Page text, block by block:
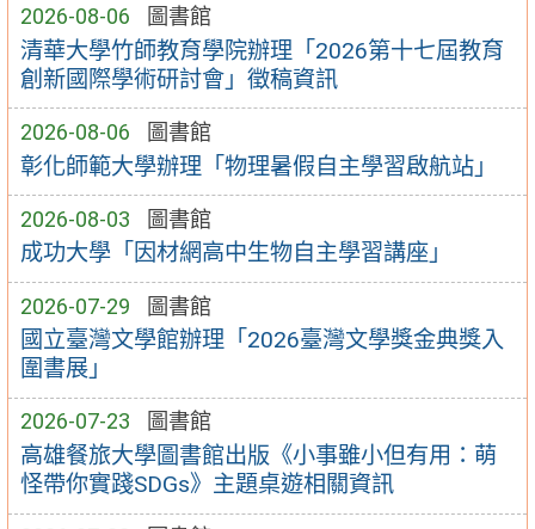
2026-08-06 圖書館
清華大學竹師教育學院辦理「2026第十七屆教育
創新國際學術研討會」徵稿資訊
2026-08-06 圖書館
彰化師範大學辦理「物理暑假自主學習啟航站」
2026-08-03 圖書館
成功大學「因材網高中生物自主學習講座」
2026-07-29 圖書館
國立臺灣文學館辦理「2026臺灣文學獎金典獎入
圍書展」
2026-07-23 圖書館
高雄餐旅大學圖書館出版《小事雖小但有用：萌
怪帶你實踐SDGs》主題桌遊相關資訊